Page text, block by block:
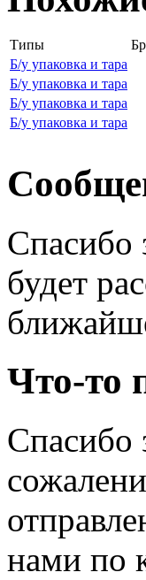
Типы
Б/у упаковка и тара
Б/у упаковка и тара
Б/у упаковка и тара
Б/у упаковка и тара
Спасибо
будет
Что-то
Спасибо
нами по